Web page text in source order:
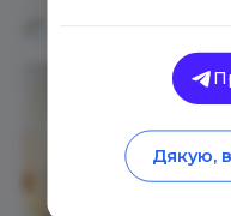
Дякую,